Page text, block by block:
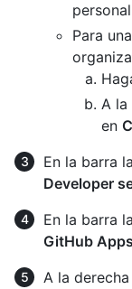
Para
A la
en
En la barra
Developer
En la barra
GitHub Apps
A la